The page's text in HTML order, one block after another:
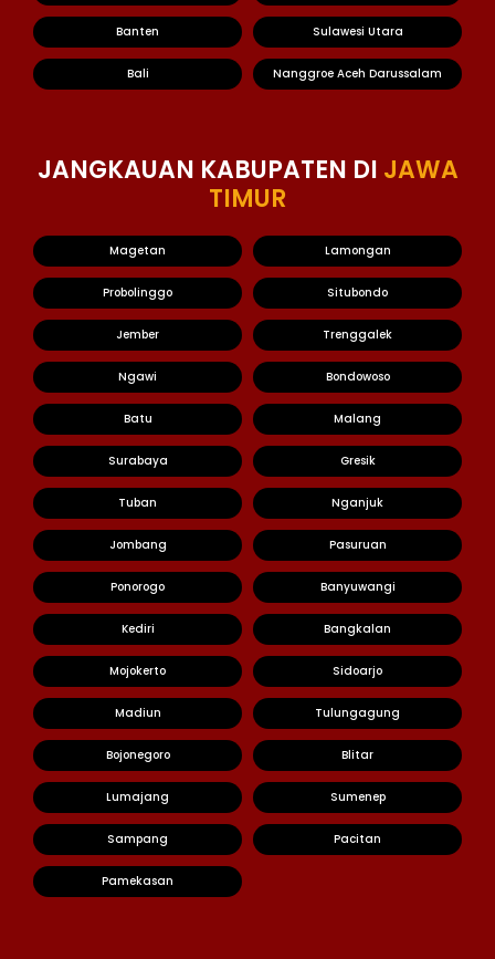
Banten Sulawesi Utara
Bali Nanggroe Aceh Darussalam
JANGKAUAN KABUPATEN DI JAWA
TIMUR
Magetan Lamongan
Probolinggo Situbondo
Jember Trenggalek
Ngawi Bondowoso
Batu Malang
Surabaya Gresik
Tuban Nganjuk
Jombang Pasuruan
Ponorogo Banyuwangi
Kediri Bangkalan
Mojokerto Sidoarjo
Madiun Tulungagung
Bojonegoro Blitar
Lumajang Sumenep
Sampang Pacitan
Pamekasan